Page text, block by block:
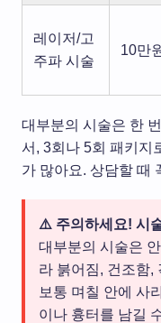
레이저/고
주파 시술
10만
대부분의 시술은 한
서, 3회나 5회 패키지
가 많아요. 상담할 때
⚠️ 주의하세요! 시
대부분의 시술은
라 붉어짐, 건조함,
보통 며칠 안에 사
이나 흉터를 남길